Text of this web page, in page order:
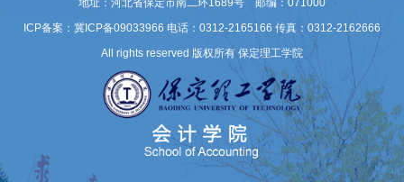
地址：河北省保定市南二环1689号 邮编：071000
ICP备案：冀ICP备09033966 电话：0312-2165166 传真：0312-2162666
All rights reserved 版权所有 保定理工学院